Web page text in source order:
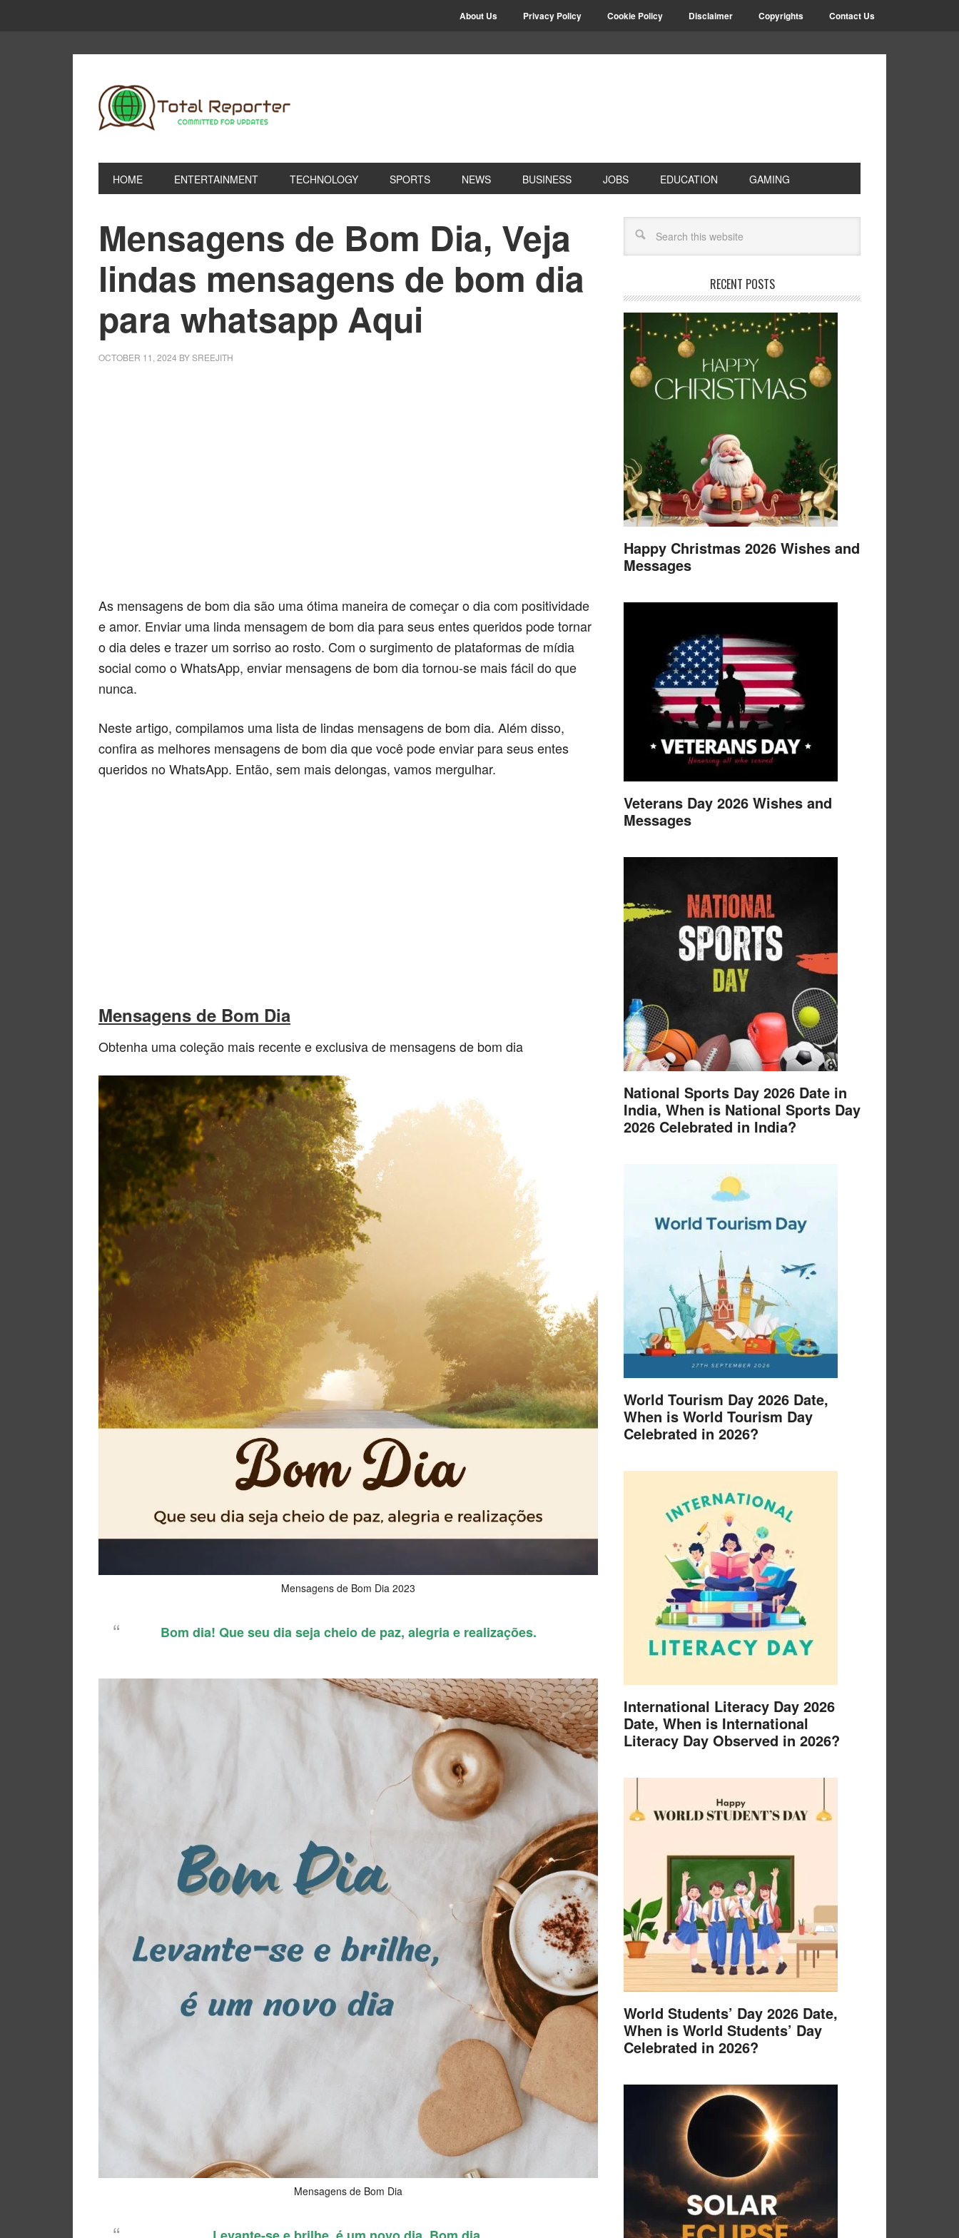
About Us Privacy Policy Cookie Policy Disclaimer Copyrights Contact Us
HOME ENTERTAINMENT TECHNOLOGY SPORTS NEWS BUSINESS JOBS EDUCATION GAMING
Mensagens de Bom Dia, Veja
lindas mensagens de bom dia
para whatsapp Aqui
OCTOBER 11, 2024 BYSREEJITH
As mensagens de bom dia são uma ótima maneira de começar o dia com positividade
e amor. Enviar uma linda mensagem de bom dia para seus entes queridos pode tornar
o dia deles e trazer um sorriso ao rosto. Com o surgimento de plataformas de mídia
social como o WhatsApp, enviar mensagens de bom dia tornou-se mais fácil do que
nunca.
Neste artigo, compilamos uma lista de lindas mensagens de bom dia. Além disso,
confira as melhores mensagens de bom dia que você pode enviar para seus entes
queridos no WhatsApp. Então, sem mais delongas, vamos mergulhar.
Mensagens de Bom Dia
Obtenha uma coleção mais recente e exclusiva de mensagens de bom dia
Mensagens de Bom Dia 2023
Bom dia! Que seu dia seja cheio de paz, alegria e realizações.
Mensagens de Bom Dia
RECENT POSTS
Happy Christmas 2026 Wishes and
Messages
Veterans Day 2026 Wishes and
Messages
National Sports Day 2026 Date in
India, When is National Sports Day
2026 Celebrated in India?
World Tourism Day 2026 Date,
When is World Tourism Day
Celebrated in 2026?
International Literacy Day 2026
Date, When is International
Literacy Day Observed in 2026?
World Students’ Day 2026 Date,
When is World Students’ Day
Celebrated in 2026?